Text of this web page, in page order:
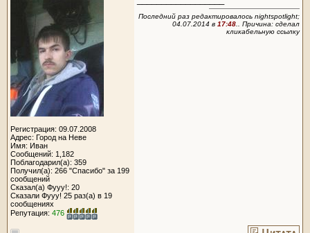
Регистрация: 09.07.2008
Адрес: Город на Неве
Имя: Иван
Сообщений: 1,182
Поблагодарил(а): 359
Получил(а): 266 "Спасибо" за 199
сообщений
Сказал(а) Фууу!: 20
Сказали Фууу! 25 раз(а) в 19
сообщениях
Репутация: 476
Последний раз редактировалось nightspotlight;
04.07.2014 в 17:48 .. Причина: сделал
кликабельную ссылку